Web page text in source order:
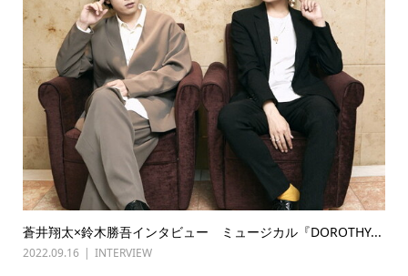
蒼井翔太×鈴木勝吾インタビュー ミュージカル『DOROTHY...
2022.09.16 INTERVIEW